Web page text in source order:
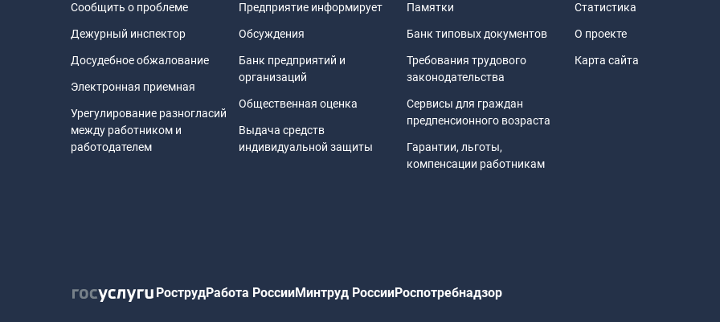
Сообщить о проблеме
Дежурный инспектор
Досудебное обжалование
Электронная приемная
Урегулирование разногласий
между работником и
работодателем
Предприятие информирует
Обсуждения
Банк предприятий и
организаций
Общественная оценка
Выдача средств
индивидуальной защиты
Памятки
Банк типовых документов
Требования трудового
законодательства
Сервисы для граждан
предпенсионного возраста
Гарантии, льготы,
компенсации работникам
Статистика
О проекте
Карта сайта
РострудРабота РоссииМинтруд РоссииРоспотребнадзор